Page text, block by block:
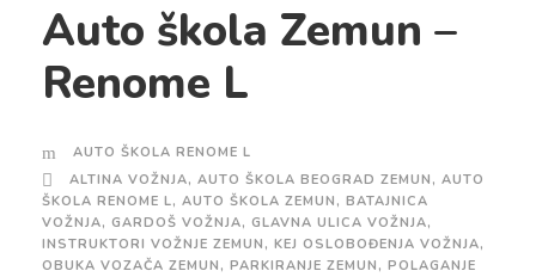
Auto škola Zemun –
Renome L
AUTO ŠKOLA RENOME L
ALTINA VOŽNJA, AUTO ŠKOLA BEOGRAD ZEMUN , AUTO
ŠKOLA RENOME L, AUTO ŠKOLA ZEMUN , BATAJNICA
VOŽNJA, GARDOŠ VOŽNJA, GLAVNA ULICA VOŽNJA,
INSTRUKTORI VOŽNJE ZEMUN , KEJ OSLOBOĐENJA VOŽNJA,
OBUKA VOZAČA ZEMUN , PARKIRANJE ZEMUN , POLAGANJE